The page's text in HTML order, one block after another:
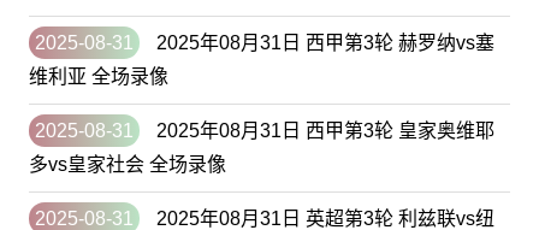
2025-08-31
2025年08月31日 西甲第3轮 赫罗纳vs塞
维利亚 全场录像
2025-08-31
2025年08月31日 西甲第3轮 皇家奥维耶
多vs皇家社会 全场录像
2025-08-31
2025年08月31日 英超第3轮 利兹联vs纽